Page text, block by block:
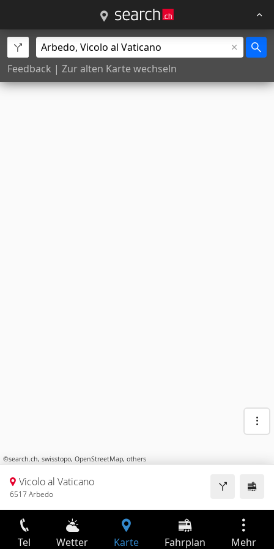
Feedback | Zur alten Karte wechseln
©search.ch, swisstopo, OpenStreetMap, others
Vicolo al Vaticano
6517 Arbedo
Tel Wetter Karte Fahrplan Mehr